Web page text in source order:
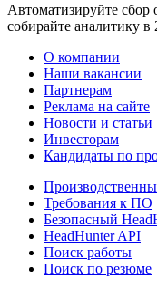
Автоматизируйте сбор
собирайте аналитику в
О компании
Наши вакансии
Партнерам
Реклама на сайте
Новости и статьи
Инвесторам
Кандидаты по
Требования к ПО
Безопасный
HeadHunter API
Поиск работы
Поиск по резюме